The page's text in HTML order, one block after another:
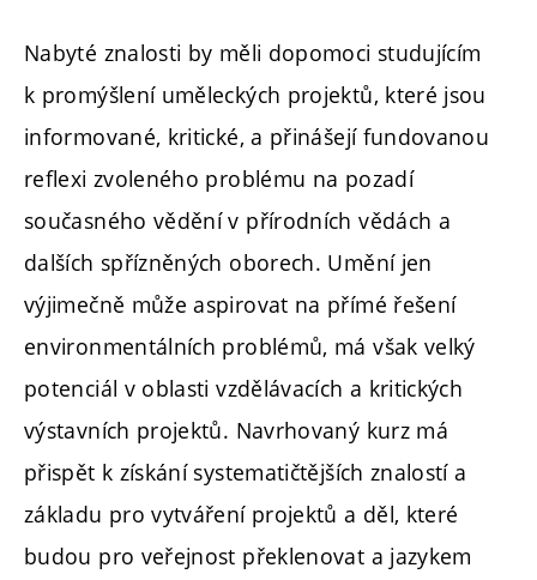
Nabyté znalosti by měli dopomoci studujícím
k promýšlení uměleckých projektů, které jsou
informované, kritické, a přinášejí fundovanou
reflexi zvoleného problému na pozadí
současného vědění v přírodních vědách a
dalších spřízněných oborech. Umění jen
výjimečně může aspirovat na přímé řešení
environmentálních problémů, má však velký
potenciál v oblasti vzdělávacích a kritických
výstavních projektů. Navrhovaný kurz má
přispět k získání systematičtějších znalostí a
základu pro vytváření projektů a děl, které
budou pro veřejnost překlenovat a jazykem